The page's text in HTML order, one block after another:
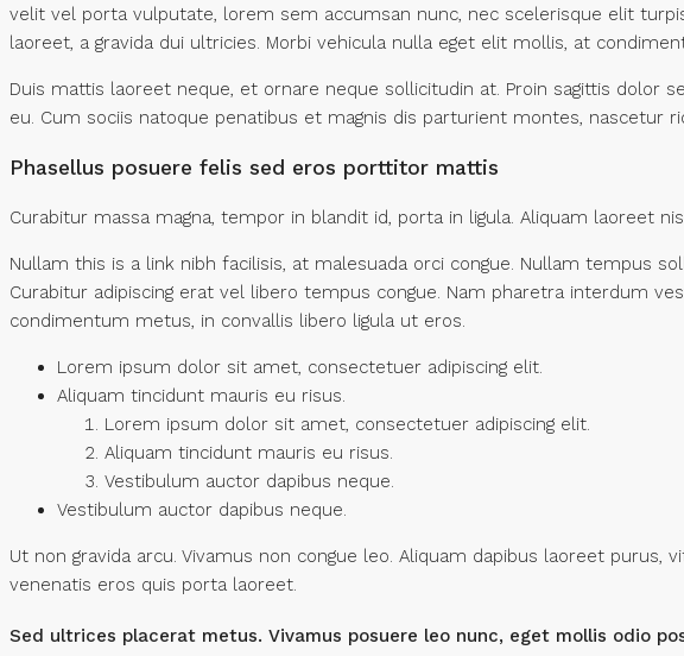
velit vel porta vulputate, lorem sem accumsan nunc, nec scelerisque elit
laoreet, a gravida dui ultricies. Morbi vehicula nulla eget elit mollis, at
Duis mattis laoreet neque, et ornare neque sollicitudin at. Proin sagittis
eu. Cum sociis natoque penatibus et magnis dis parturient montes,
Phasellus posuere felis sed eros porttitor mattis
Curabitur massa magna, tempor in blandit id, porta in ligula. Aliquam laoreet
Nullam this is a link nibh facilisis, at malesuada orci congue. Nullam tempus
Curabitur adipiscing erat vel libero tempus congue. Nam pharetra interdum
condimentum metus, in convallis libero ligula ut eros.
Lorem ipsum dolor sit amet, consectetuer adipiscing elit.
Aliquam tincidunt mauris eu risus.
Lorem ipsum dolor sit amet, consectetuer adipiscing elit.
Aliquam tincidunt mauris eu risus.
Vestibulum auctor dapibus neque.
Vestibulum auctor dapibus neque.
Ut non gravida arcu. Vivamus non congue leo. Aliquam dapibus laoreet
venenatis eros quis porta laoreet.
Sed ultrices placerat metus. Vivamus posuere leo nunc, eget mollis odio